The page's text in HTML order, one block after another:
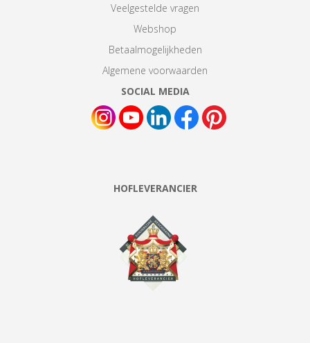
Veelgestelde vragen
Webshop
Betaalmogelijkheden
Algemene voorwaarden
SOCIAL MEDIA
HOFLEVERANCIER